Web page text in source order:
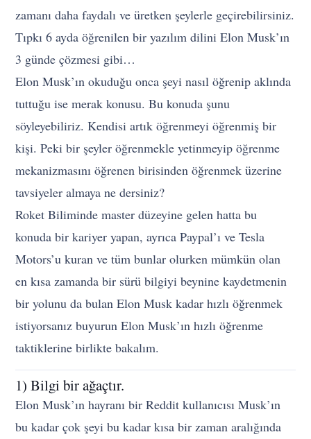
zamanı daha faydalı ve üretken şeylerle geçirebilirsiniz.
Tıpkı 6 ayda öğrenilen bir yazılım dilini Elon Musk’ın
3 günde çözmesi gibi…
Elon Musk’ın okuduğu onca şeyi nasıl öğrenip aklında
tuttuğu ise merak konusu. Bu konuda şunu
söyleyebiliriz. Kendisi artık öğrenmeyi öğrenmiş bir
kişi. Peki bir şeyler öğrenmekle yetinmeyip öğrenme
mekanizmasını öğrenen birisinden öğrenmek üzerine
tavsiyeler almaya ne dersiniz?
Roket Biliminde master düzeyine gelen hatta bu
konuda bir kariyer yapan, ayrıca Paypal’ı ve Tesla
Motors’u kuran ve tüm bunlar olurken mümkün olan
en kısa zamanda bir sürü bilgiyi beynine kaydetmenin
bir yolunu da bulan Elon Musk kadar hızlı öğrenmek
istiyorsanız buyurun Elon Musk’ın hızlı öğrenme
taktiklerine birlikte bakalım.
1) Bilgi bir ağaçtır.
Elon Musk’ın hayranı bir Reddit kullanıcısı Musk’ın
bu kadar çok şeyi bu kadar kısa bir zaman aralığında